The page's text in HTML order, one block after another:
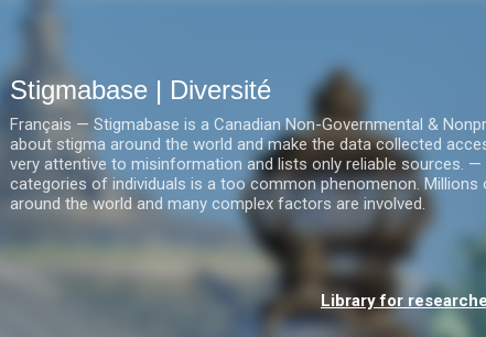
Stigmabase | Diversité
Français — Stigmabase is a Canadian Non-Governmental &
about stigma around the world and make the data collected
very attentive to misinformation and lists only reliable sources.
categories of individuals is a too common phenomenon.
around the world and many complex factors are involved.
Library for